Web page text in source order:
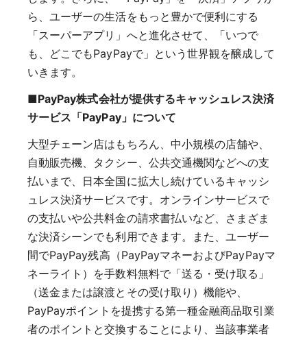
ら、ユーザーの生活をもっと豊かで便利にする
「スーパーアプリ」へと進化させて、「いつで
も、どこでもPayPayで」という世界観を醸成して
いきます。
■PayPay株式会社が提供するキャッシュレス決済
サービス「PayPay」について
大型チェーン店はもちろん、中小規模の店舗や、
自動販売機、タクシー、公共交通機関などへの支
払いまで、日本全国に拡大し続けているキャッシ
ュレス決済サービスです。オンラインサービスで
の支払いや公共料金の請求書払いなど、さまざま
な決済シーンでも利用できます。また、ユーザー
間でPayPay残高（PayPayマネーおよびPayPayマ
ネーライト）を手数料無料で「送る・受け取る」
（送金または譲渡とその受け取り）機能や、
PayPayポイントを提携する第一種金融商品取引業
者のポイントと交換することにより、当該事業者